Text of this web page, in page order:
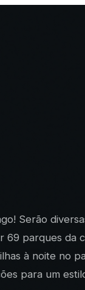
Serão
69 parques da
à noite no
para um